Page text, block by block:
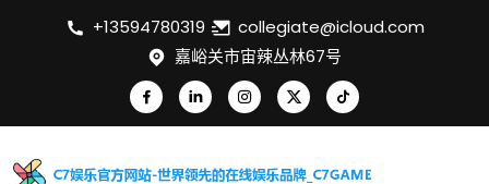
+13594780319
collegiate@icloud.com
嘉峪关市宙辣丛林67号